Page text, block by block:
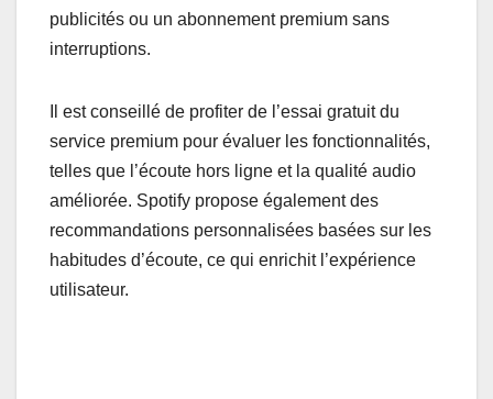
publicités ou un abonnement premium sans
interruptions.
Il est conseillé de profiter de l’essai gratuit du
service premium pour évaluer les fonctionnalités,
telles que l’écoute hors ligne et la qualité audio
améliorée. Spotify propose également des
recommandations personnalisées basées sur les
habitudes d’écoute, ce qui enrichit l’expérience
utilisateur.